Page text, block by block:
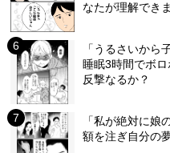
なたが理解でき
「うるさいから
睡眠3時間でボ
反撃なるか？
「私が絶対に
額を注ぎ自分の